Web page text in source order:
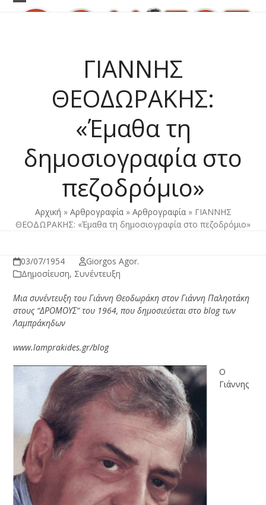
Skip
Open
Close
ΓΙΑΝΝΗΣ
ΘΕΟΔΩΡΑΚΗΣ:
«Έμαθα τη
δημοσιογραφία στο
πεζοδρόμιο»
Αρχική » Αρθρογραφία» Αρθρογραφία» ΓΙΑΝΝΗΣ
ΘΕΟΔΩΡΑΚΗΣ: «Έμαθα τη δημοσιογραφία στο πεζοδρόμιο»
03/07/1954
Giorgos Agor.
Δημοσίευση, Συνέντευξη
Μια συνέντευξη του Γιάννη Θεοδωράκη στον Γιάννη Παληοτάκη
στους “ΔΡΟΜΟΥΣ” του 1964, που δημοσιεύεται στο blog των
Λαμπράκηδων
www.lamprakides.gr/blog
Ο
Γιάννης